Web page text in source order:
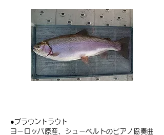
●ブラウントラウト
ヨーロッパ原産、シューベルトのピアノ協奏曲